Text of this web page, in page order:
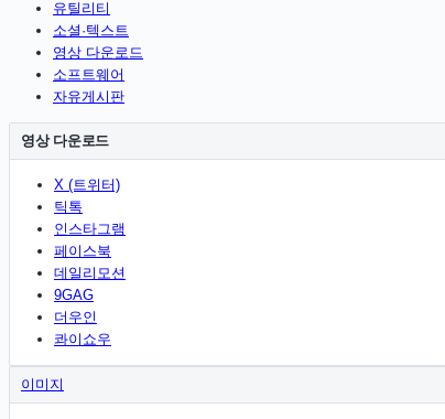
유틸리티
소셜·텍스트
영상 다운로드
소프트웨어
자유게시판
영상 다운로드
X (트위터)
틱톡
인스타그램
페이스북
데일리모션
9GAG
더우인
콰이쇼우
이미지